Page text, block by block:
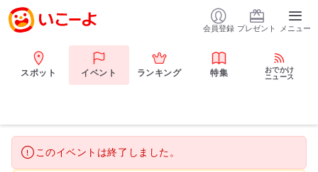
会員登録 プレゼント メニュー
スポット イベント ランキング 特集
おでかけ
ニュース
このイベントは終了しました。